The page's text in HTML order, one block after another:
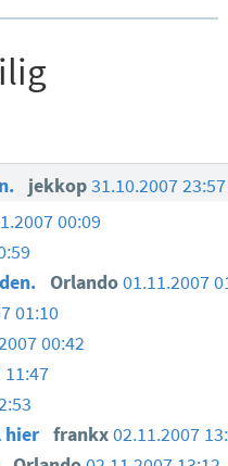
jekkop31.10.2007
00:09
Orlando01.11.2007
01:10
00:42
11:47
hier frankx02.11.2007